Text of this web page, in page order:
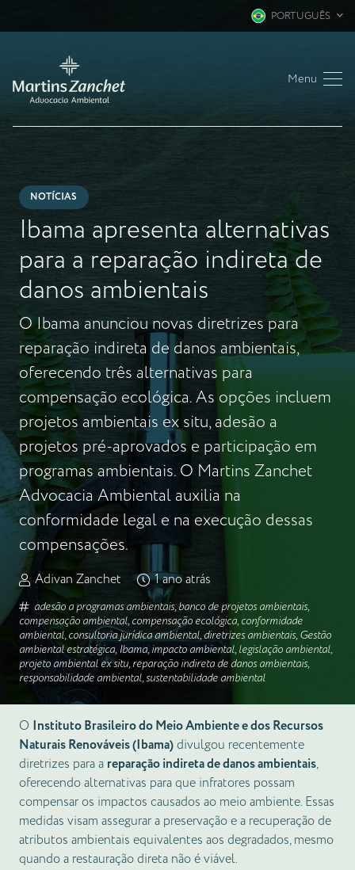
PORTUGUÊS
Menu
NOTÍCIAS
Ibama apresenta alternativas
para a reparação indireta de
danos ambientais
O Ibama anunciou novas diretrizes para
reparação indireta de danos ambientais,
oferecendo três alternativas para
compensação ecológica. As opções incluem
projetos ambientais ex situ, adesão a
projetos pré-aprovados e participação em
programas ambientais. O Martins Zanchet
Advocacia Ambiental auxilia na
conformidade legal e na execução dessas
compensações.
Adivan Zanchet 1 ano atrás
adesão a programas ambientais,banco de projetos ambientais,
compensação ambiental,compensação ecológica,conformidade
ambiental,consultoria jurídica ambiental,diretrizes ambientais,Gestão
ambiental estratégica,Ibama,impacto ambiental,legislação ambiental,
projeto ambiental ex situ,reparação indireta de danos ambientais,
responsabilidade ambiental,sustentabilidade ambiental
O Instituto Brasileiro do Meio Ambiente e dos Recursos
Naturais Renováveis (Ibama)divulgou recentemente
diretrizes para a reparação indireta de danos ambientais,
oferecendo alternativas para que infratores possam
compensar os impactos causados ao meio ambiente. Essas
medidas visam assegurar a preservação e a recuperação de
atributos ambientais equivalentes aos degradados, mesmo
quando a restauração direta não é viável.